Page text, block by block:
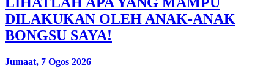
DILAKUKAN OLEH ANAK-ANAK
BONGSU SAYA!
Jumaat, 7 Ogos 2026